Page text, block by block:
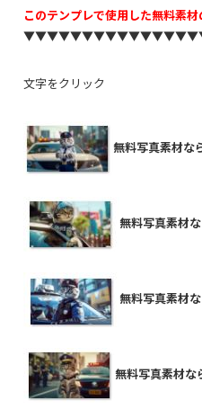
このテンプレで使用した無料素
文字をクリック
無料写真素材な
無料写真素材な
無料写真素材な
無料写真素材な